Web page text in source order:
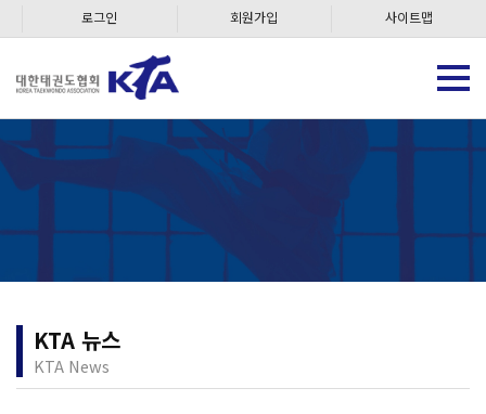
로그인 회원가입 사이트맵
KTA 뉴스
KTA News